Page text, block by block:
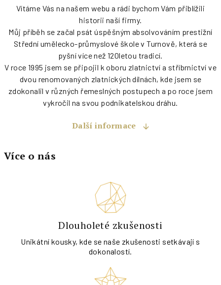
Vítáme Vás na našem webu a rádi bychom Vám přiblížili
historii naší firmy.
Můj příběh se začal psát úspěšným absolvováním prestižní
Střední umělecko-průmyslové škole v Turnově, která se
pyšní více než 120letou tradicí.
V roce 1995 jsem se připojil k oboru zlatnictví a stříbrnictví ve
dvou renomovaných zlatnických dílnách, kde jsem se
zdokonalil v různých řemeslných postupech a po roce jsem
vykročil na svou podnikatelskou dráhu.
Další informace
Více o nás
Dlouholeté zkušenosti
Unikátní kousky, kde se naše zkušenosti setkávají s
dokonalostí.